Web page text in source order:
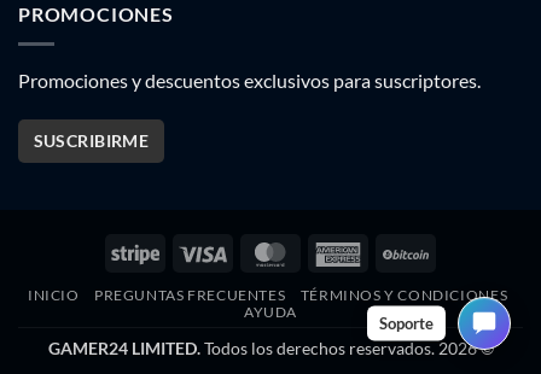
PROMOCIONES
Promociones y descuentos exclusivos para suscriptores.
SUSCRIBIRME
Stripe Visa MasterCardAmerican
INICIO PREGUNTAS FRECUENTES
TÉRMINOS Y CONDICIONES
AYUDA
GAMER24 LIMITED.Todos los derechos reservados. 2026 ©
Soporte